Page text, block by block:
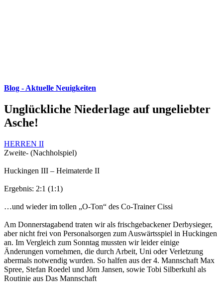
Blog - Aktuelle Neuigkeiten
Unglückliche Niederlage auf ungeliebter
Asche!
HERREN II
Zweite- (Nachholspiel)
Huckingen III – Heimaterde II
Ergebnis: 2:1 (1:1)
…und wieder im tollen „O-Ton“ des Co-Trainer Cissi
Am Donnerstagabend traten wir als frischgebackener Derbysieger,
aber nicht frei von Personalsorgen zum Auswärtsspiel in Huckingen
an. Im Vergleich zum Sonntag mussten wir leider einige
Änderungen vornehmen, die durch Arbeit, Uni oder Verletzung
abermals notwendig wurden. So halfen aus der 4. Mannschaft Max
Spree, Stefan Roedel und Jörn Jansen, sowie Tobi Silberkuhl als
Routinie aus Das Mannschaft